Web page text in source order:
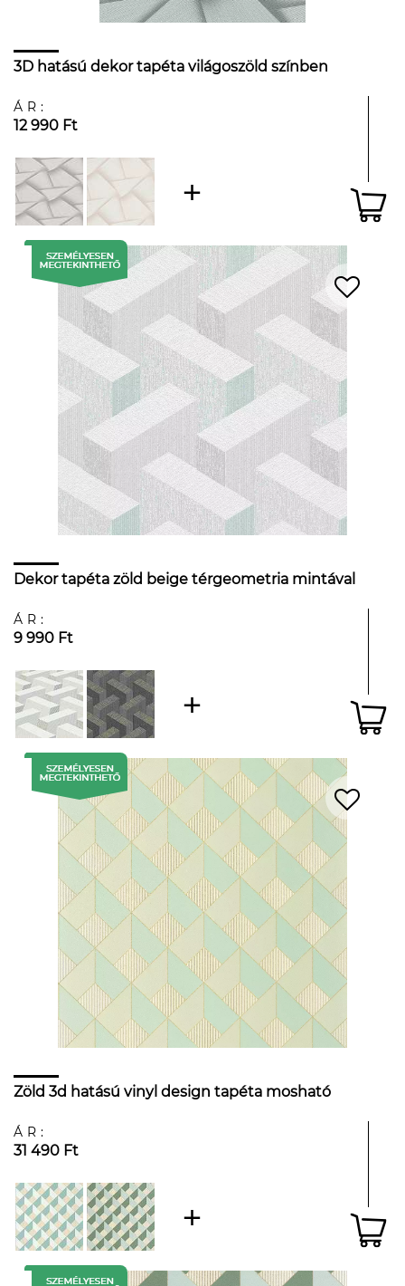
3D hatású dekor tapéta világoszöld színben
ÁR:
12 990 Ft
Dekor tapéta zöld beige térgeometria mintával
ÁR:
9 990 Ft
Zöld 3d hatású vinyl design tapéta mosható
ÁR:
31 490 Ft